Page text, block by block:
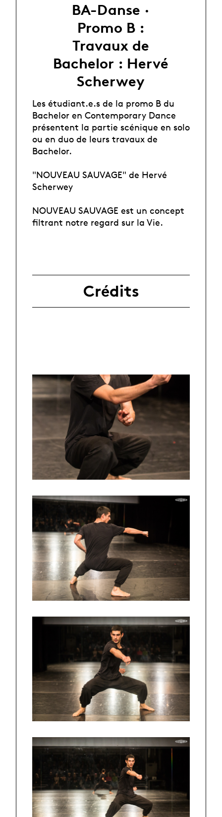
BA-Danse ·
Promo B :
Travaux de
Bachelor : Hervé
Scherwey
Les étudiant.e.s de la promo B du
Bachelor en Contemporary Dance
présentent la partie scénique en solo
ou en duo de leurs travaux de
Bachelor.
"NOUVEAU SAUVAGE" de Hervé
Scherwey
NOUVEAU SAUVAGE est un concept
filtrant notre regard sur la Vie.
Crédits